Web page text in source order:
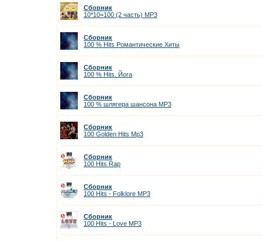
Сборник
10*10=100 (2 часть) МР3
Сборник
100 % Hits Романтические Хиты
Сборник
100 % Hits. Йога
Сборник
100 % шлягера шансона MP3
Сборник
100 Golden Hits Mp3
Сборник
100 Hits Rap
Сборник
100 Hits - Folklore МР3
Сборник
100 Hits - Love МР3